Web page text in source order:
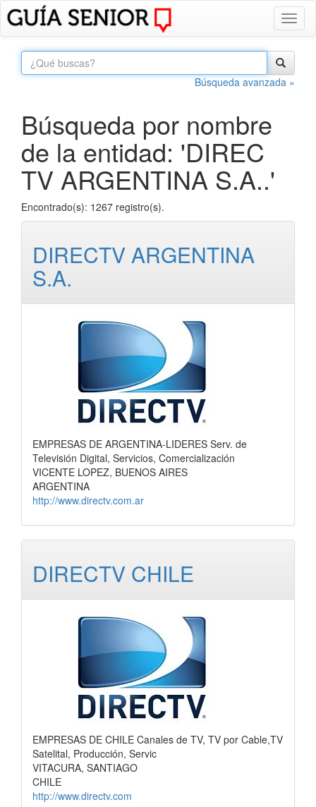
Búsqueda avanzada »
Búsqueda por nombre
de la entidad: 'DIREC
TV ARGENTINA S.A..'
Encontrado(s): 1267 registro(s).
DIRECTV ARGENTINA
S.A.
EMPRESAS DE ARGENTINA-LIDERES Serv. de
Televisión Digital, Servicios, Comercialización
VICENTE LOPEZ, BUENOS AIRES
ARGENTINA
http://www.directv.com.ar
DIRECTV CHILE
EMPRESAS DE CHILE Canales de TV, TV por Cable,TV
Satelital, Producción, Servic
VITACURA, SANTIAGO
CHILE
http://www.directv.com